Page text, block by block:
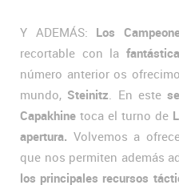
Y ADEMÁS: Los
recortable con la
número anterior os
mundo, Steinitz . En este
Capakhine toca el turno de
apertura. Volvemos a
que nos permiten además
los principales recursos